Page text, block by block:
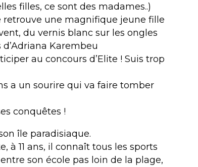
filles, ce sont des madames..)
retrouve une magnifique jeune fille
du vernis blanc sur les ongles
Karembeu
au concours d’Elite ! Suis trop
a un sourire qui va faire tomber
conquêtes !
île paradisiaque.
à 11 ans, il connaît tous les sports
son école pas loin de la plage,